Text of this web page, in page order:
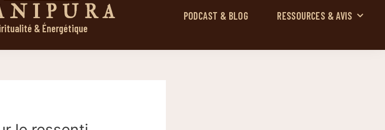
N I P U R A PODCAST & BLOG
RESSOURCES & AVIS
& Énergétique